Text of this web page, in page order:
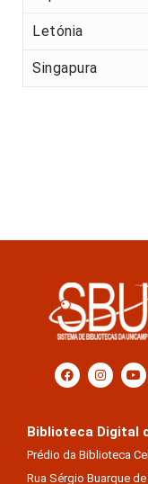
Letónia
Singapura
Biblioteca Digital
Prédio da Biblioteca
Rua Sérgio Buarque